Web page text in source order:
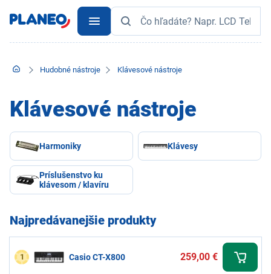
Hudobné nástroje Klávesové nástroje
Klávesové nástroje
Harmoniky Klávesy
Príslušenstvo ku
klávesom / klavíru
Najpredávanejšie produkty
1 Casio CT-X800 259,00 €